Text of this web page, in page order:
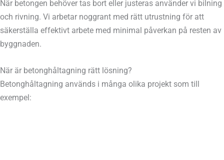
När betongen behöver tas bort eller justeras använder vi bilning
och rivning. Vi arbetar noggrant med rätt utrustning för att
säkerställa effektivt arbete med minimal påverkan på resten av
byggnaden.
När är betonghåltagning rätt lösning?
Betonghåltagning används i många olika projekt som till
exempel: